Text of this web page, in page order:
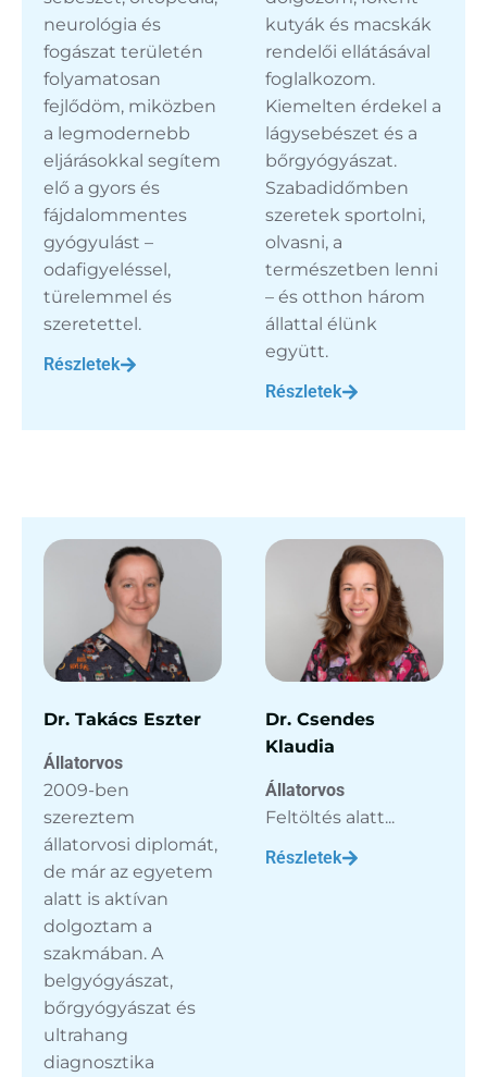
neurológia és
fogászat területén
folyamatosan
fejlődöm, miközben
a legmodernebb
eljárásokkal segítem
elő a gyors és
fájdalommentes
gyógyulást –
odafigyeléssel,
türelemmel és
szeretettel.
Részletek
kutyák és macskák
rendelői ellátásával
foglalkozom.
Kiemelten érdekel a
lágysebészet és a
bőrgyógyászat.
Szabadidőmben
szeretek sportolni,
olvasni, a
természetben lenni
– és otthon három
állattal élünk
együtt.
Részletek
Dr. Takács Eszter
Állatorvos
2009-ben
szereztem
állatorvosi diplomát,
de már az egyetem
alatt is aktívan
dolgoztam a
szakmában. A
belgyógyászat,
bőrgyógyászat és
ultrahang
diagnosztika
Dr. Csendes
Klaudia
Állatorvos
Feltöltés alatt...
Részletek